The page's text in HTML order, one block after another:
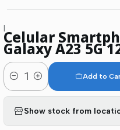
|Celular
Galaxy A23 5G
Quantity
Add to
Show stock from